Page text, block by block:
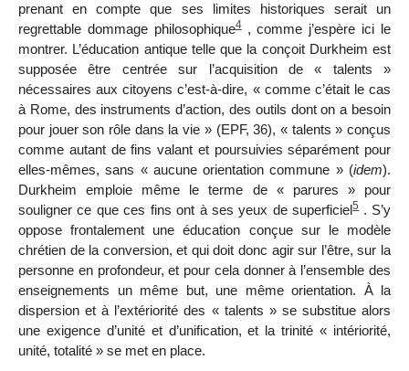
prenant en compte que ses limites historiques serait un
regrettable dommage philosophique4 , comme j’espère ici le
montrer. L’éducation antique telle que la conçoit Durkheim est
supposée être centrée sur l’acquisition de « talents »
nécessaires aux citoyens c’est-à-dire, « comme c’était le cas
à Rome, des instruments d’action, des outils dont on a besoin
pour jouer son rôle dans la vie » (EPF, 36), « talents » conçus
comme autant de fins valant et poursuivies séparément pour
elles-mêmes, sans « aucune orientation commune » (idem).
Durkheim emploie même le terme de « parures » pour
soulignerce que ces fins ont à ses yeux de superficiel5 . S’y
oppose frontalement une éducation conçue sur le modèle
chrétien de la conversion, et qui doit donc agir sur l’être, sur la
personne en profondeur, et pour cela donner à l’ensemble des
enseignements un même but, une même orientation. À la
dispersion et à l’extériorité des « talents » se substitue alors
une exigence d’unité et d’unification, et la trinité « intériorité,
unité, totalité » se met en place.